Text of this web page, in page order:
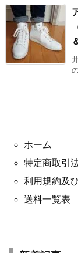
ホーム
特定商取引
利用規約及
送料一覧表